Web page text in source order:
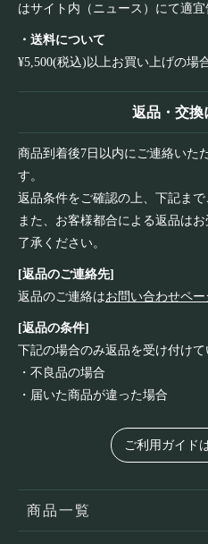
はサイト内（ニュース）にて適宜
・送料について
¥5,500(税込)以上お買い上げの場
返品・交換
商品到着後7日以内にご連絡いた
す。
返品条件をご確認の上、下記まで
また、お客様都合による返品は
了承ください。
[返品のご連絡先]
返品のご連絡はお問い合わせペー
[返品の条件]
下記の場合のみ返品を受け付けて
・不良品の場合
・届いた商品が違った場合
ご利用ガイド
商品一覧